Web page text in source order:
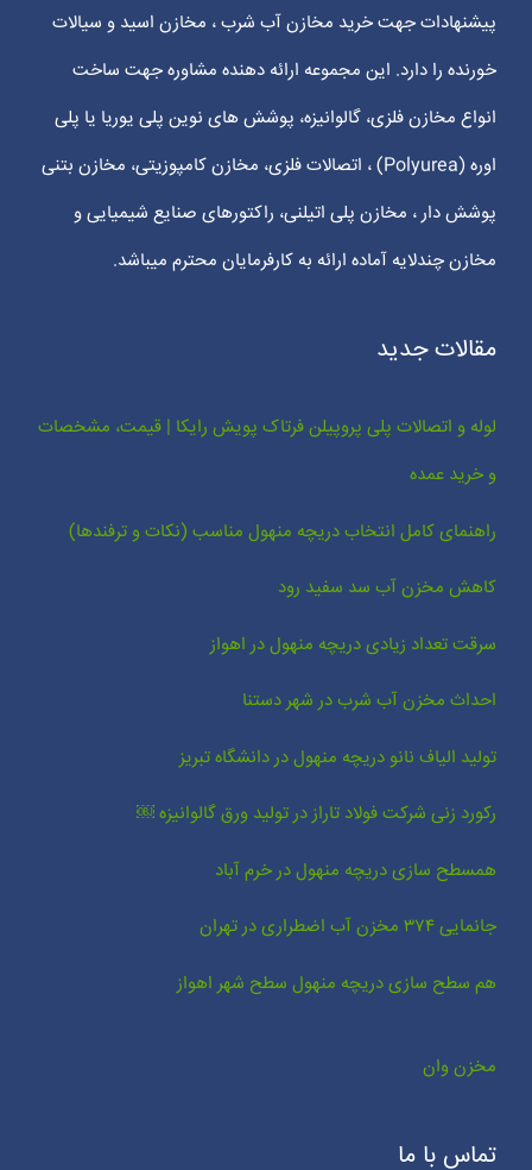
پیشنهادات جهت خرید مخازن آب شرب ، مخازن اسید و سیالات
خورنده را دارد. این مجموعه ارائه دهنده مشاوره جهت ساخت
انواع مخازن فلزی، گالوانیزه، پوشش های نوین پلی یوریا یا پلی
اوره (Polyurea) ، اتصالات فلزی، مخازن کامپوزیتی، مخازن بتنی
پوشش دار ، مخازن پلی اتیلنی، راکتورهای صنایع شیمیایی و
مخازن چندلایه آماده ارائه به کارفرمایان محترم میباشد.
مقالات جدید
لوله و اتصالات پلی پروپیلن فرتاک پویش رایکا | قیمت، مشخصات
و خرید عمده
راهنمای کامل انتخاب دریچه منهول مناسب (نکات و ترفندها)
کاهش مخزن آب سد سفید رود
سرقت تعداد زیادی دریچه منهول در اهواز
احداث مخزن آب شرب در شهر دستنا
تولید الیاف نانو دریچه منهول در دانشگاه تبریز
رکورد زنی شرکت فولاد تاراز در تولید ورق گالوانیزه ￼
همسطح سازی دریچه منهول در خرم آباد
جانمایی ۳۷۴ مخزن آب اضطراری در تهران
هم سطح سازی دریچه منهول سطح شهر اهواز
مخزن وان
تماس با ما